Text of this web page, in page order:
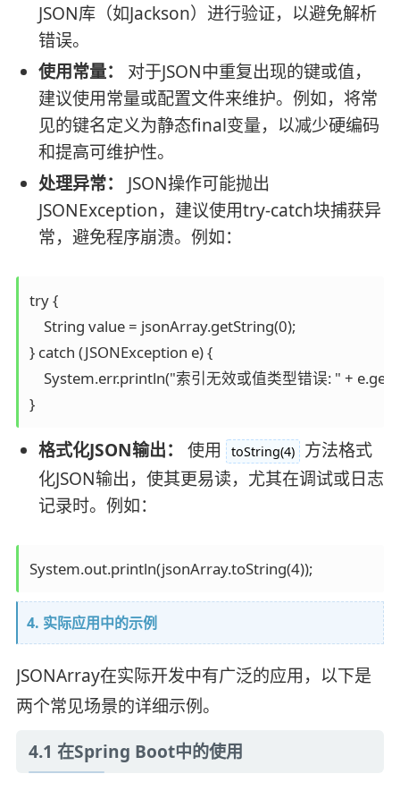
JSON库（如Jackson）进行验证，以避免解析
错误。
使用常量：
对于JSON中重复出现的键或值，
建议使用常量或配置文件来维护。例如，将常
见的键名定义为静态final变量，以减少硬编码
和提高可维护性。
处理异常：
JSON操作可能抛出
JSONException，建议使用try-catch块捕获异
常，避免程序崩溃。例如：
try {
    String value = jsonArray.getString(0);
} catch (JSONException e) {
System.err.println("索引无效或值类型错误: " +
}
格式化JSON输出： 使用 toString(4)
方法格式
化JSON输出，使其更易读，尤其在调试或日志
记录时。例如：
System.out.println(jsonArray.toString(4));
4. 实际应用中的示例
JSONArray在实际开发中有广泛的应用，以下是
两个常见场景的详细示例。
4.1 在Spring Boot中的使用